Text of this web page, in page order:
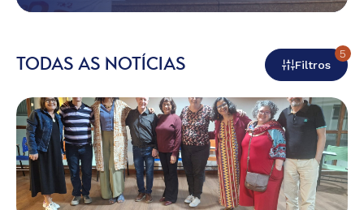
TODAS AS NOTÍCIAS Filtros
5